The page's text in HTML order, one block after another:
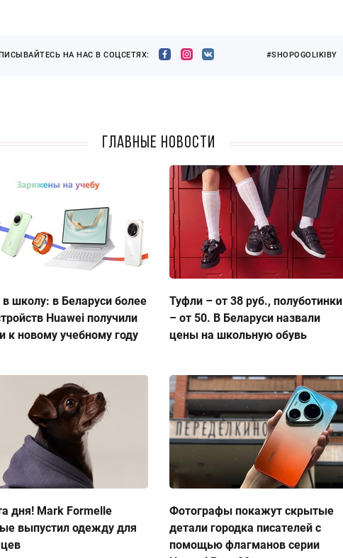
НА НАС В СОЦСЕТЯХ: #SHOPOGOLIKIBY
Главные новости
школу: в Беларуси более
Huawei получили
к новому учебному году
Туфли – от 38 руб., полуботинки
– от 50. В Беларуси назвали
цены на школьную обувь
дня! Mark Formelle
выпустил одежду для
Фотографы покажут скрытые
детали городка писателей с
помощью флагманов серии